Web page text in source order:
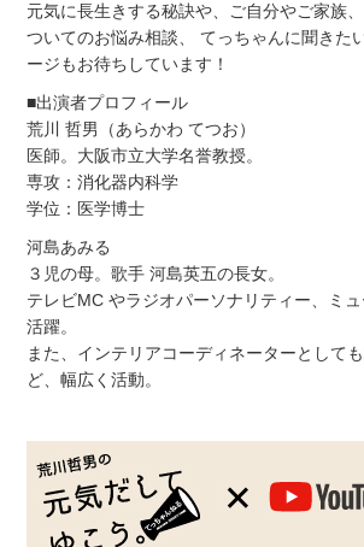
元気に長生きする秘訣や、ご自分やご家族
ついてのお悩み相談、 てっちゃんに聞きた
ージもお待ちしています！
■出演者プロフィール
荒川 哲男（あらかわ てつお）
医師。大阪市立大学名誉教授。
専攻：消化器内科学
学位：医学博士
河島あみる
３児の母。歌手 河島英五の長女。
テレビMC やラジオパーソナリティー、ミ
活躍。
また、インテリアコーディネーターとして
ど、幅広く活動。